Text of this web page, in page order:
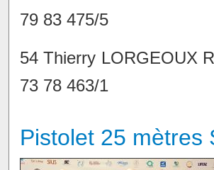
79 83 475/5
54 Thierry LORGEOUX
73 78 463/1
Pistolet 25 mètres